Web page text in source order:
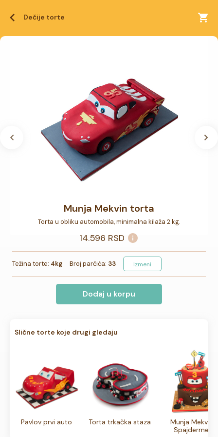
Dečije torte
Munja Mekvin torta
Torta u obliku automobila, minimalna kilaža 2 kg.
14.596 RSD
Težina torte: 4kg Broj parčića: 33 Izmeni
Dodaj u korpu
Slične torte koje drugi gledaju
Pavlov prvi auto Torta trkačka staza
Munja Mekvin i
Spajdermen